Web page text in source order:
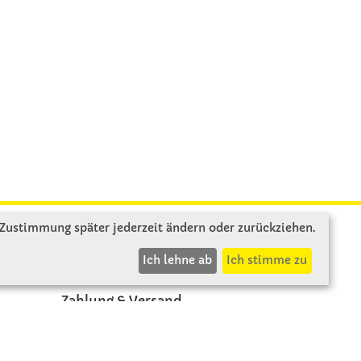
Zahlung & Versand
später jederzeit ändern oder zurückziehen.
Ich lehne ab Ich stimme zu